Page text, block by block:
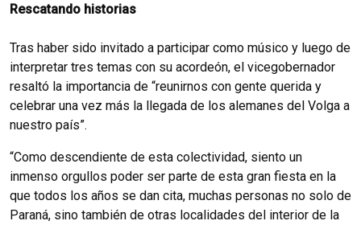
Rescatando historias
Tras haber sido invitado a participar como músico y luego de
interpretar tres temas con su acordeón, el vicegobernador
resaltó la importancia de “reunirnos con gente querida y
celebrar una vez más la llegada de los alemanes del Volga a
nuestro país”.
“Como descendiente de esta colectividad, siento un
inmenso orgullos poder ser parte de esta gran fiesta en la
que todos los años se dan cita, muchas personas no solo de
Paraná, sino también de otras localidades del interior de la